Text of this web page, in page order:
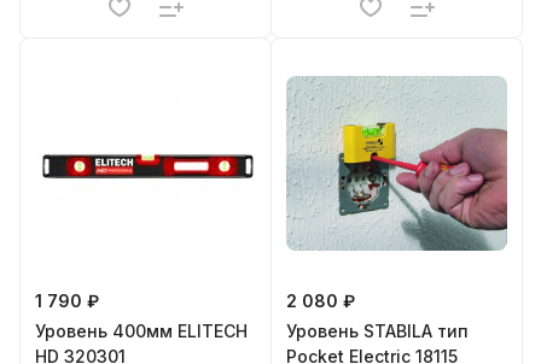
1 790 ₽
Уровень 400мм ELITECH
HD 320301
2 080 ₽
Уровень STABILA тип
Pocket Electric 18115